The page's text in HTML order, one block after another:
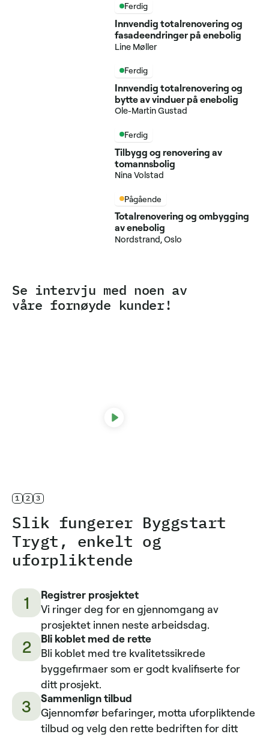
Ferdig
Innvendig totalrenovering og
fasadeendringer på enebolig
Line Møller
Ferdig
Innvendig totalrenovering og
bytte av vinduer på enebolig
Ole-Martin Gustad
Ferdig
Tilbygg og renovering av
tomannsbolig
Nina Volstad
Pågående
Totalrenovering og ombygging
av enebolig
Nordstrand, Oslo
Se intervju med noen av
våre fornøyde kunder!
1 2 3
Slik fungerer Byggstart
Trygt, enkelt og
uforpliktende
1
Registrer prosjektet
Vi ringer deg for en gjennomgang av
prosjektet innen neste arbeidsdag.
2
Bli koblet med de rette
Bli koblet med tre kvalitetssikrede
byggefirmaer som er godt kvalifiserte for
ditt prosjekt.
3
Sammenlign tilbud
Gjennomfør befaringer, motta uforpliktende
tilbud og velg den rette bedriften for ditt